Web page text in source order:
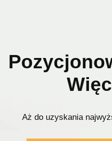
Aż do uzyskania